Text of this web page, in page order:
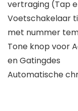
vertraging (Tap
Voetschakelaar
met nummer
Tone knop voor
en Gatingdes
Automatische